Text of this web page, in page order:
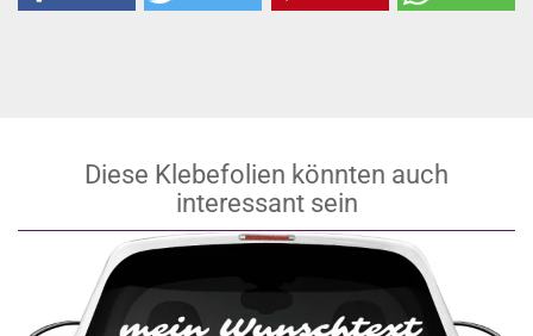
Diese Klebefolien könnten auch
interessant sein